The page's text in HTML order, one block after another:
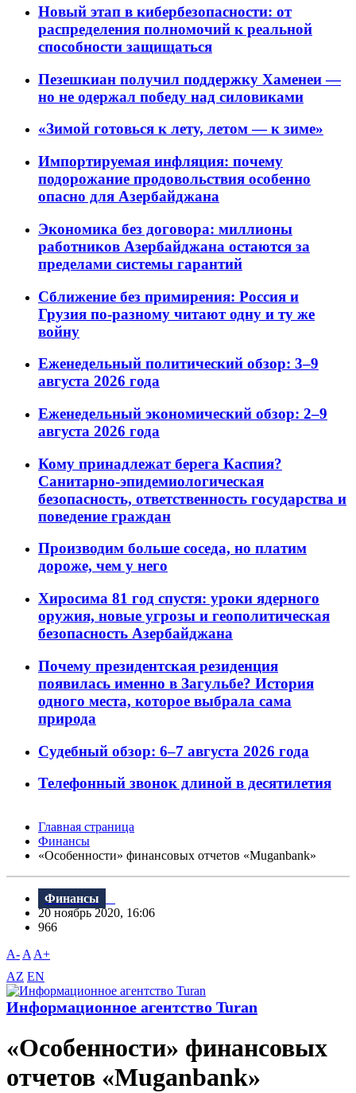
Новый этап в кибербезопасности: от
распределения полномочий к реальной
способности защищаться
Пезешкиан получил поддержку Хаменеи —
но не одержал победу над силовиками
«Зимой готовься к лету, летом — к зиме»
Импортируемая инфляция: почему
подорожание продовольствия особенно
опасно для Азербайджана
Экономика без договора: миллионы
работников Азербайджана остаются за
пределами системы гарантий
Сближение без примирения: Россия и
Грузия по-разному читают одну и ту же
войну
Еженедельный политический обзор: 3–9
августа 2026 года
Еженедельный экономический обзор: 2–9
августа 2026 года
Кому принадлежат берега Каспия?
Санитарно-эпидемиологическая
безопасность, ответственность государства и
поведение граждан
Производим больше соседа, но платим
дороже, чем у него
Хиросима 81 год спустя: уроки ядерного
оружия, новые угрозы и геополитическая
безопасность Азербайджана
Почему президентская резиденция
появилась именно в Загульбе? История
одного места, которое выбрала сама
природа
Судебный обзор: 6–7 августа 2026 года
Телефонный звонок длиной в десятилетия
Главная страница
Финансы
«Особенности» финансовых отчетов «Muganbank»
Финансы
20 ноябрь 2020, 16:06
966
A- A A+
AZ EN
Информационное агентство Turan
«Особенности» финансовых
отчетов «Muganbank»